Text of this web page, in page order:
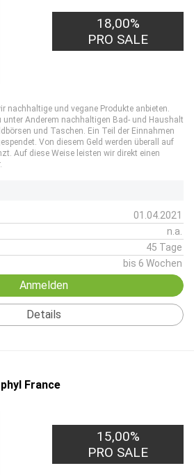
18,00%
PRO SALE
nachhaltige und vegane Produkte anbieten.
unter Anderem nachhaltigen Bad- und Haushalt
und Taschen. Ein Teil der Einnahmen
Von diesem Geld werden überall auf
Auf diese Weise leisten wir direkt einen
01.04.2021
n.a.
45 Tage
bis 6 Wochen
Anmelden
Details
France
15,00%
PRO SALE